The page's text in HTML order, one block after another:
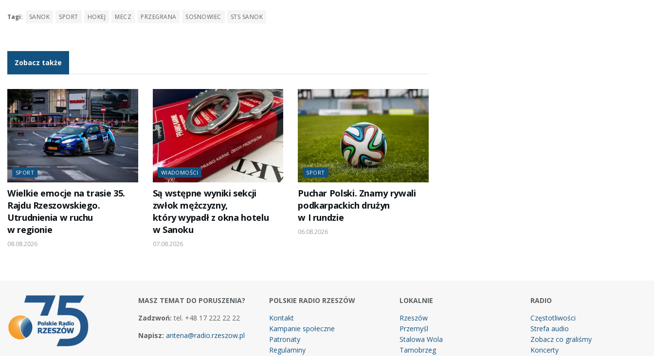
Tagi: SANOK SPORT HOKEJ MECZ PRZEGRANA SOSNOWIEC STS SANOK
Zobacz także
SPORT
Wielkie emocje na trasie 35.
Rajdu Rzeszowskiego.
Utrudnienia w ruchu
w regionie
08.08.2026
WIADOMOŚCI
Są wstępne wyniki sekcji
zwłok mężczyzny,
który wypadł z okna hotelu
w Sanoku
07.08.2026
SPORT
Puchar Polski. Znamy rywali
podkarpackich drużyn
w I rundzie
06.08.2026
MASZ TEMAT DO PORUSZENIA?
Zadzwoń: tel. +48 17 222 22 22
Napisz: antena@radio.rzeszow.pl
POLSKIE RADIO RZESZÓW
Kontakt
Kampanie społeczne
Patronaty
Regulaminy
LOKALNIE
Rzeszów
Przemyśl
Stalowa Wola
Tarnobrzeg
RADIO
Częstotliwości
Strefa audio
Zobacz co graliśmy
Koncerty